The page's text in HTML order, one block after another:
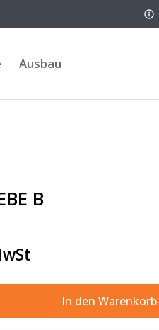
Ausbau
B
In den Warenkorb